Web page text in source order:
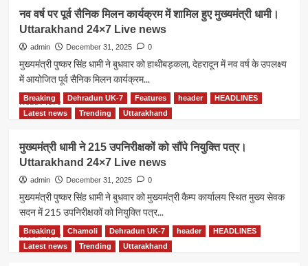
सीएम
धामी
ने
प्रदेशवासियों
नववर्ष
की
शुभकामनाएँ
दीं।
Live
news
नव वर्ष पर पूर्व सैनिक मिलन कार्यक्रम में शामिल हुए मुख्यमंत्री धामी।
Uttarakhand 24×7 Live news
admin December 31, 2025 0
मुख्यमंत्री पुष्कर सिंह धामी ने बुधवार को हाथीबड़कला, देहरादून में नव वर्ष के उपलक्ष्य
में आयोजित पूर्व सैनिक मिलन कार्यक्रम...
Read MoreRead
more
वर्ष
पर
पूर्व
सैनिक
मिलन
कार्यक्रम
शामिल
Breaking Dehradun UK-7 Features header
HEADLINES
Latest news
Trending Uttarakhand
मुख्यमंत्री धामी ने 215 उपनिरीक्षकों को सौंपे नियुक्ति पत्र।
Uttarakhand 24×7 Live news
admin December 31, 2025 0
मुख्यमंत्री पुष्कर सिंह धामी ने बुधवार को मुख्यमंत्री कैम्प कार्यालय स्थित मुख्य सेवक
सदन में 215 उपनिरीक्षकों को नियुक्ति पत्र...
Read MoreRead
more
Breaking Chamoli Dehradun UK-7 header
HEADLINES
Latest news
Trending Uttarakhand